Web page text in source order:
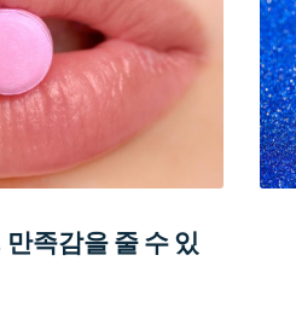
족감을 줄 수 있